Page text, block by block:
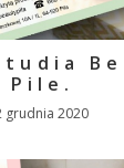
Pile.
grudnia 2020